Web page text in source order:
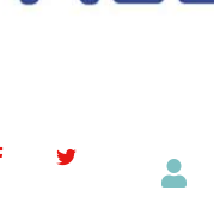
PartagerPartager